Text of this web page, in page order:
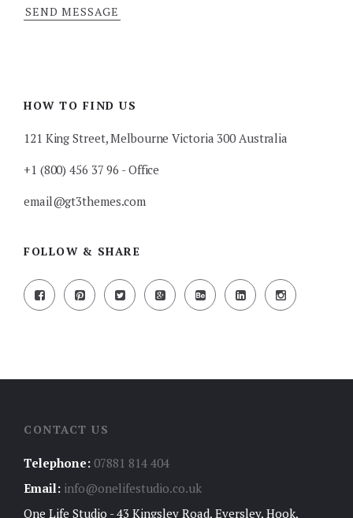
HOW TO FIND US
121 King Street, Melbourne Victoria 300 Australia
+1 (800) 456 37 96 - Office
email@gt3themes.com
FOLLOW & SHARE
CONTACT US
Telephone: 07881 814 404
Email: info@onelifestudio.co.uk
One Life Studio - 43 Kingsley Road, Eversley, Hook,